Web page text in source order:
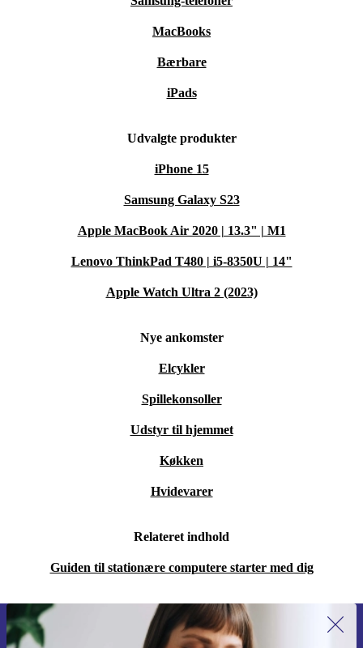
MacBooks
Bærbare
iPads
Udvalgte produkter
iPhone 15
Samsung Galaxy S23
Apple MacBook Air 2020 | 13.3" | M1
Lenovo ThinkPad T480 | i5-8350U | 14"
Apple Watch Ultra 2 (2023)
Nye ankomster
Elcykler
Spillekonsoller
Udstyr til hjemmet
Køkken
Hvidevarer
Relateret indhold
Guiden til stationære computere starter med dig
Tilmeld dig vores nyhedsbrev for